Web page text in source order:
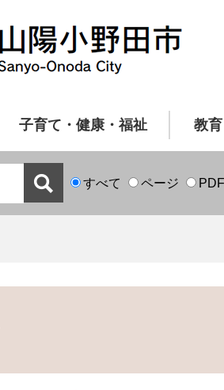
子育て・健康・福祉 教
すべて ページ PDF